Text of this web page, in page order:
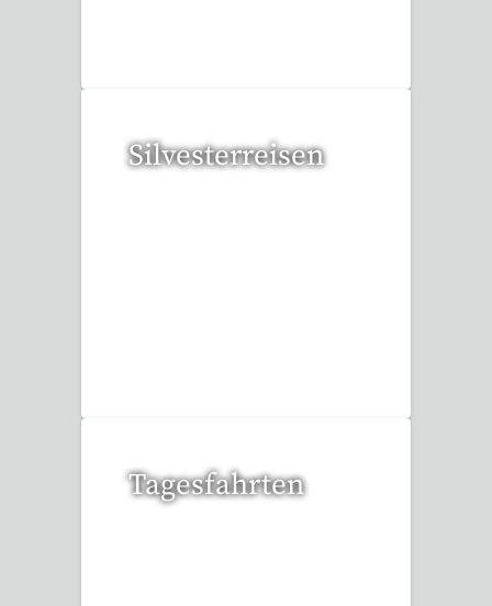
Silvesterreisen
Tagesfahrten